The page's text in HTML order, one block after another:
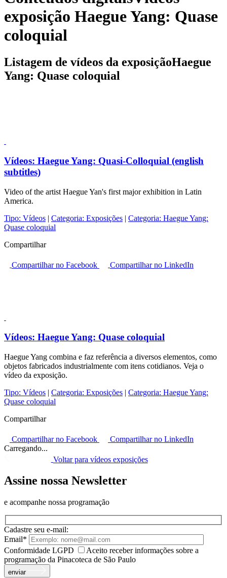
exposição Haegue Yang: Quase
coloquial
Listagem de vídeos da exposiçãoHaegue
Yang: Quase coloquial
Vídeos: Haegue Yang: Quasi-Colloquial (english
subtitles)
Video of the artist Haegue Yan's first major exhibition in Latin
America.
Tipo: Vídeos | Categoria: Exposições | Categoria: Haegue Yang:
Quase coloquial
Compartilhar
Compartilhar no Facebook Compartilhar no LinkedIn
Vídeos: Haegue Yang: Quase coloquial
Haegue Yang combina e faz referência a diversos elementos, como
objetos fabricados industrialmente com itens cotidianos. Veja o
vídeo da exposição.
Tipo: Vídeos | Categoria: Exposições | Categoria: Haegue Yang:
Quase coloquial
Compartilhar
Compartilhar no Facebook
Compartilhar no LinkedIn
Carregando...
Voltar para vídeos exposições
Assine nossa Newsletter
e acompanhe nossa programação
Cadastre seu e-mail:
Email*
Conformidade LGPD
Aceito receber informações sobre a
programação da Pinacoteca de São Paulo
enviar